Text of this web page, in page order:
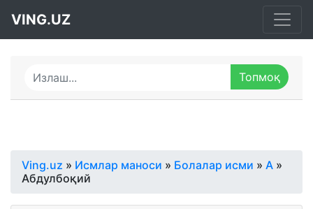
VING.UZ
Ving.uz » Исмлар маноси » Болалар исми » А »
Абдулбоқий